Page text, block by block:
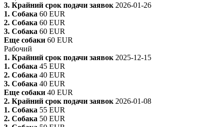
3. Крайний срок подачи заявок 2026-01-26
1. Собака 60 EUR
2. Собака 60 EUR
3. Собака 60 EUR
Еще собаки 60 EUR
Рабочий
1. Крайний срок подачи заявок 2025-12-15
1. Собака 45 EUR
2. Собака 40 EUR
3. Собака 40 EUR
Еще собаки 40 EUR
2. Крайний срок подачи заявок 2026-01-08
1. Собака 55 EUR
2. Собака 50 EUR